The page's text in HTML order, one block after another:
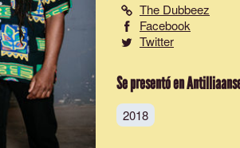
The Dubbeez
Facebook
Twitter
Se presentó en
2018